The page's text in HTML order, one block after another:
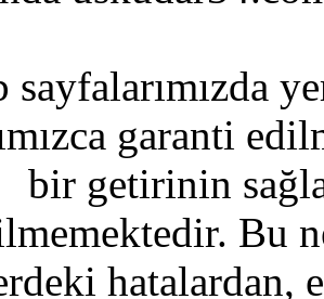
sayfalarımızda
garanti
bir getirinin
Bu
hatalardan,